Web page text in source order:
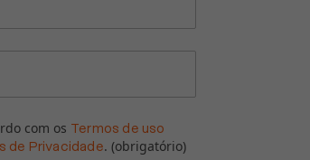
com os Termos de uso
de Privacidade. (obrigatório)